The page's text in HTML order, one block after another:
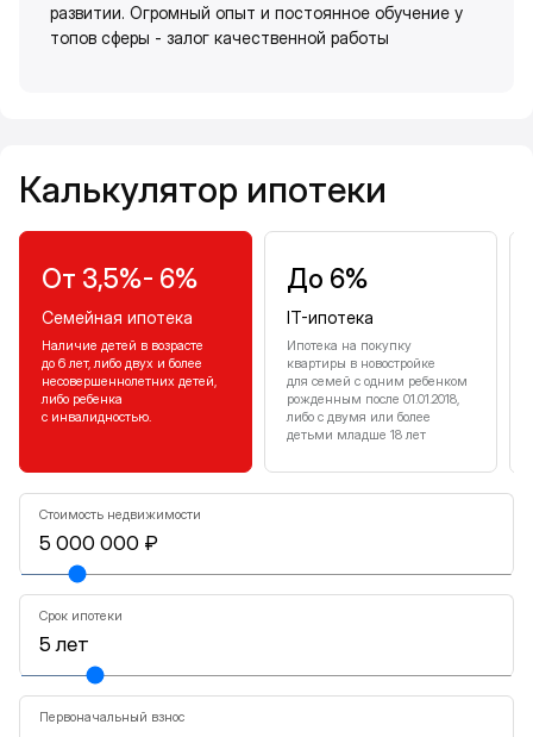
развитии. Огромный опыт и постоянное обучение у
топов сферы - залог качественной работы
Калькулятор ипотеки
От 3,5%- 6%
Семейная ипотека
Наличие детей в возрасте
до 6 лет, либо двух и более
несовершеннолетних детей,
либо ребенка
с инвалидностью.
До 6%
IT-ипотека
Ипотека на покупку
квартиры в новостройке
для семей с одним ребенком
рожденным после 01.01.2018,
либо с двумя или более
детьми младше 18 лет
Стоимость недвижимости
Срок ипотеки
Первоначальный взнос